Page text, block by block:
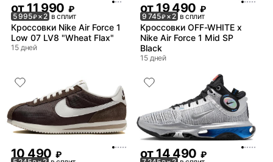
от11 990 ₽
5 995₽× 2 в сплит
Кроссовки Nike Air Force 1
Low 07 LV8 "Wheat Flax"
15 дней
от19 490 ₽
9 745₽× 2 в сплит
Кроссовки OFF-WHITE x
Nike Air Force 1 Mid SP
Black
15 дней
10 490 ₽ от14 490 ₽